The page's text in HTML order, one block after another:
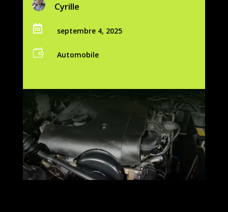
Cyrille
 septembre 4, 2025
 Automobile